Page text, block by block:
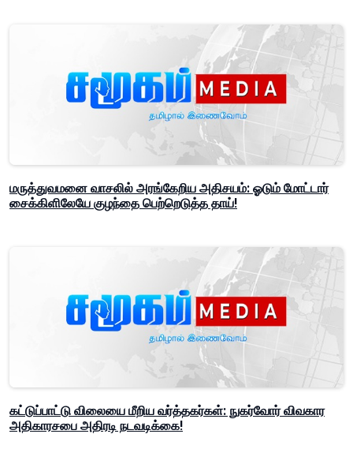
மருத்துவமனை வாசலில் அரங்கேறிய அதிசயம்: ஓடும் மோட்டார்
சைக்கிளிலேயே குழந்தை பெற்றெடுத்த தாய்!
கட்டுப்பாட்டு விலையை மீறிய வர்த்தகர்கள்: நுகர்வோர் விவகார
அதிகாரசபை அதிரடி நடவடிக்கை!